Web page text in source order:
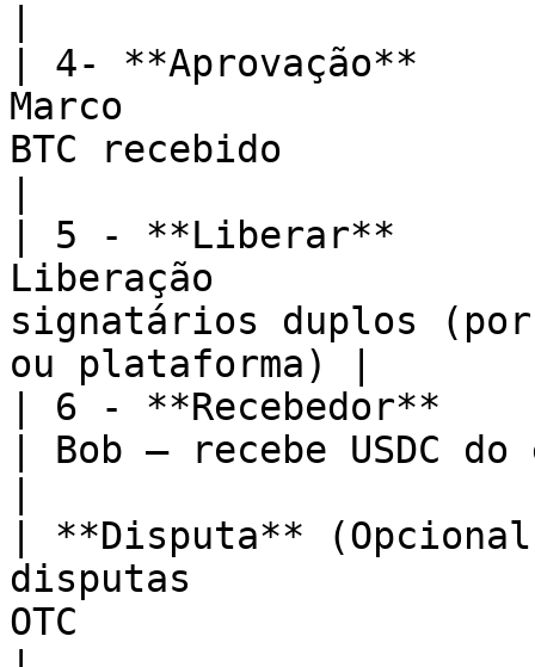
| 4- **Aprovação**
Marco
BTC recebido
| 5 - **Liberar**
Liberação
signatários duplos
ou plataforma) |
| 6 - **Recebedor**
| Bob – recebe USDC do
| **Disputa**
disputas
OTC